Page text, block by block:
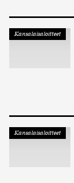
Kansalaisaloitteet
Kansalaisaloitteet